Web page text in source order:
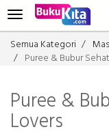
Semua Kategori
Puree & Bubur
Puree &
Lovers